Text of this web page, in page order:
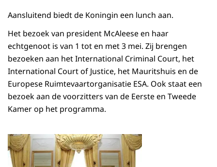
Aansluitend biedt de Koningin een lunch aan.
Het bezoek van president McAleese en haar
echtgenoot is van 1 tot en met 3 mei. Zij brengen
bezoeken aan het International Criminal Court, het
International Court of Justice, het Mauritshuis en de
Europese Ruimtevaartorganisatie ESA. Ook staat een
bezoek aan de voorzitters van de Eerste en Tweede
Kamer op het programma.
Open de galerij in vergrote